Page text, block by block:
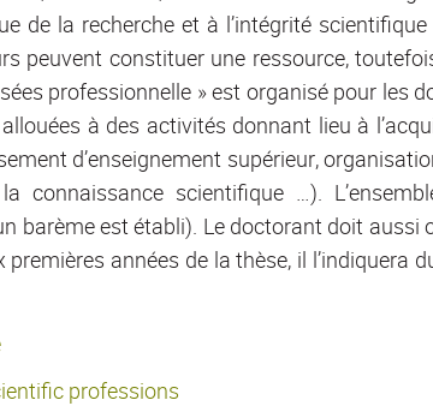
de la recherche et à l’intégrité scientifique
peuvent constituer une ressource,
professionnelle » est organisé pour les
à des activités donnant lieu à
d’enseignement supérieur,
connaissance scientifique …).
barème est établi). Le doctorant doit
années de la thèse, il
professions